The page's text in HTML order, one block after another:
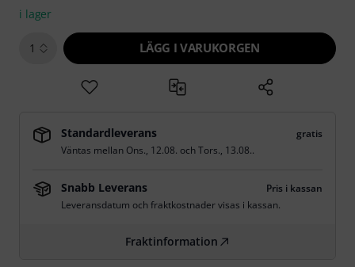
i lager
1 LÄGG I VARUKORGEN
Standardleverans
gratis
Väntas mellan Ons., 12.08. ochTors., 13.08..
Snabb Leverans
Pris i kassan
Leveransdatum och fraktkostnader visas i kassan.
Fraktinformation